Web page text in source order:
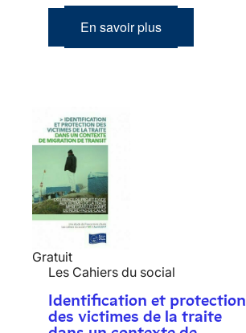
En savoir plus
Gratuit
Les Cahiers du social
Identification et protection
des victimes de la traite